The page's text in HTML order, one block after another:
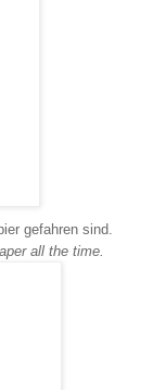
gefahren sind.
all the time.